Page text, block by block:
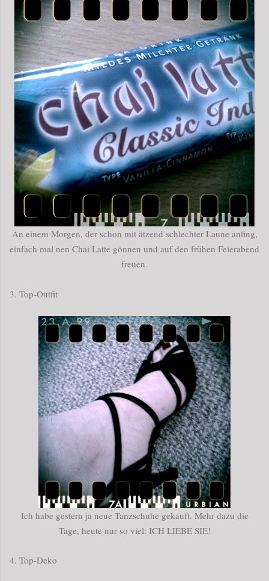
An einem Morgen, der schon mit ätzend schlechter Laune anfing,
einfach mal nen Chai Latte gönnen und auf den frühen Feierabend
freuen.
3. Top-Outfit
Ich habe gestern ja neue Tanzschuhe gekauft. Mehr dazu die
Tage, heute nur so viel: ICH LIEBE SIE!
4. Top-Deko